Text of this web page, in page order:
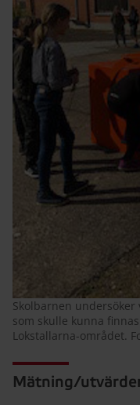
Skolbarnen
som skulle kunna
Lokstallarna-området.
Mätning/